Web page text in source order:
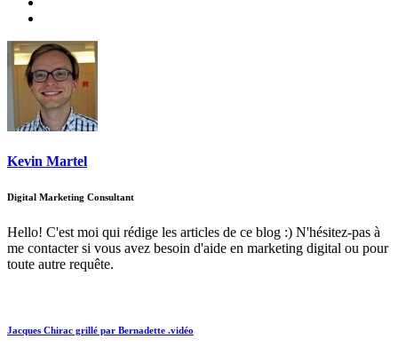
Kevin Martel
Digital Marketing Consultant
Hello! C'est moi qui rédige les articles de ce blog :) N'hésitez-pas à
me contacter si vous avez besoin d'aide en marketing digital ou pour
toute autre requête.
Jacques Chirac grillé par Bernadette .vidéo